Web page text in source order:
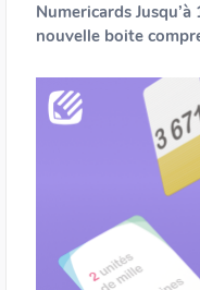
Numericards
nouvelle boite